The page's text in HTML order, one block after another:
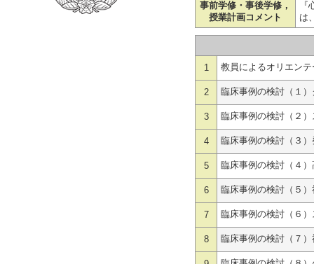
事前学修・事後学修，
授業計画コメント
は
1 教員によるオリエン
2 臨床事例の検討（１
3 臨床事例の検討（２
4 臨床事例の検討（３
5 臨床事例の検討（４
6 臨床事例の検討（５
7 臨床事例の検討（６
8 臨床事例の検討（７